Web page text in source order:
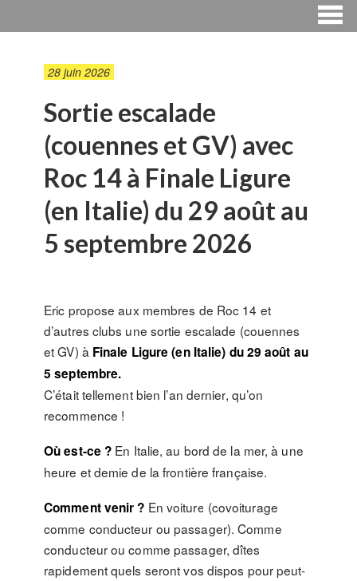
28 juin 2026
Sortie escalade
(couennes et GV) avec
Roc 14 à Finale Ligure
(en Italie) du 29 août au
5 septembre 2026
Eric propose aux membres de Roc 14 et
d’autres clubs une sortie escalade (couennes
et GV) à Finale Ligure (en Italie) du 29 août au
5 septembre.
C’était tellement bien l’an dernier, qu’on
recommence !
Où est-ce ? En Italie, au bord de la mer, à une
heure et demie de la frontière française.
Comment venir ? En voiture (covoiturage
comme conducteur ou passager). Comme
conducteur ou comme passager, dîtes
rapidement quels seront vos dispos pour peut-